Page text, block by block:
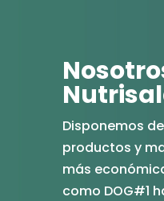
Disponemos
productos y
más
como DOG#1